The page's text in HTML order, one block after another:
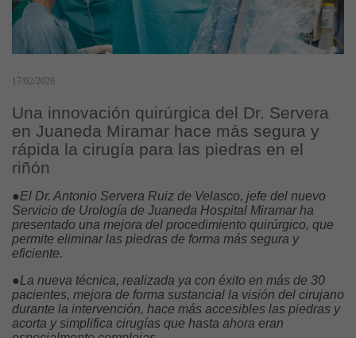
17/02/2026
Una innovación quirúrgica del Dr. Servera
en Juaneda Miramar hace más segura y
rápida la cirugía para las piedras en el
riñón
●El Dr. Antonio Servera Ruiz de Velasco, jefe del nuevo
Servicio de Urología de Juaneda Hospital Miramar ha
presentado una mejora del procedimiento quirúrgico, que
permite eliminar las piedras de forma más segura y
eficiente.
●La nueva técnica, realizada ya con éxito en más de 30
pacientes, mejora de forma sustancial la visión del cirujano
durante la intervención, hace más accesibles las piedras y
acorta y simplifica cirugías que hasta ahora eran